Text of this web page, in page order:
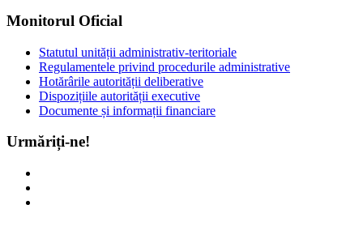
Monitorul Oficial
Statutul unității administrativ-teritoriale
Regulamentele privind procedurile administrative
Hotărârile autorității deliberative
Dispozițiile autorității executive
Documente și informații financiare
Urmăriți-ne!